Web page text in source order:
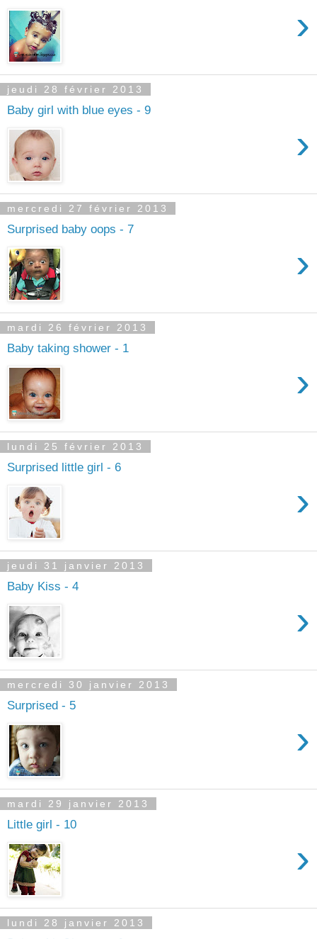
›
jeudi 28 février 2013
Baby girl with blue eyes - 9
›
mercredi 27 février 2013
Surprised baby oops - 7
›
mardi 26 février 2013
Baby taking shower - 1
›
lundi 25 février 2013
Surprised little girl - 6
›
jeudi 31 janvier 2013
Baby Kiss - 4
›
mercredi 30 janvier 2013
Surprised - 5
›
mardi 29 janvier 2013
Little girl - 10
›
lundi 28 janvier 2013